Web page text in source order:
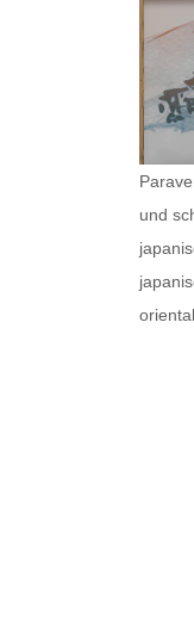
und